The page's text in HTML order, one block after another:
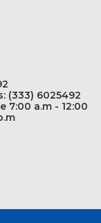
(333) 6025492
7:00 a.m - 12:00